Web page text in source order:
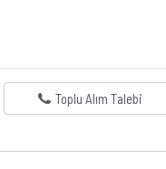
Toplu Alım Talebi